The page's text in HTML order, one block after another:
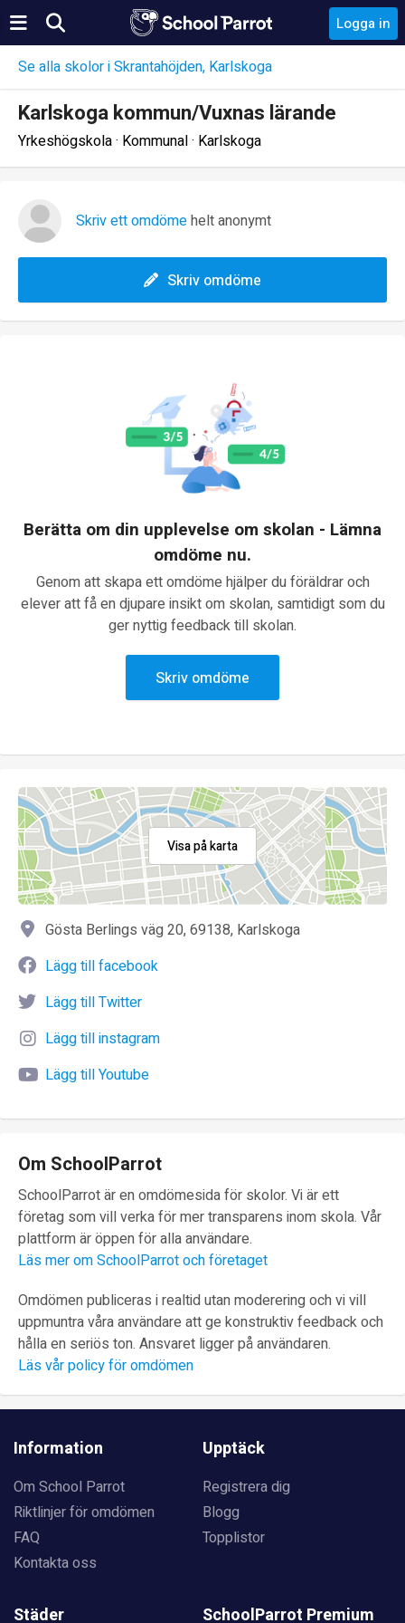
Logga in
Se alla skolor i Skrantahöjden, Karlskoga
Karlskoga kommun/Vuxnas lärande
Yrkeshögskola · Kommunal · Karlskoga
Skriv ett omdömehelt anonymt
Skriv omdöme
Berätta om din upplevelse om skolan - Lämna
omdöme nu.
Genom att skapa ett omdöme hjälper du föräldrar och
elever att få en djupare insikt om skolan, samtidigt som du
ger nyttig feedback till skolan.
Skriv omdöme
Visa på karta
Gösta Berlings väg 20, 69138, Karlskoga
Lägg till facebook
Lägg till Twitter
Lägg till instagram
Lägg till Youtube
Om SchoolParrot
SchoolParrot är en omdömesida för skolor. Vi är ett
företag som vill verka för mer transparens inom skola. Vår
plattform är öppen för alla användare.
Läs mer om SchoolParrot och företaget
Omdömen publiceras i realtid utan moderering och vi vill
uppmuntra våra användare att ge konstruktiv feedback och
hålla en seriös ton. Ansvaret ligger på användaren.
Läs vår policy för omdömen
Information
Om School Parrot
Riktlinjer för omdömen
FAQ
Kontakta oss
Upptäck
Registrera dig
Blogg
Topplistor
Städer SchoolParrot Premium